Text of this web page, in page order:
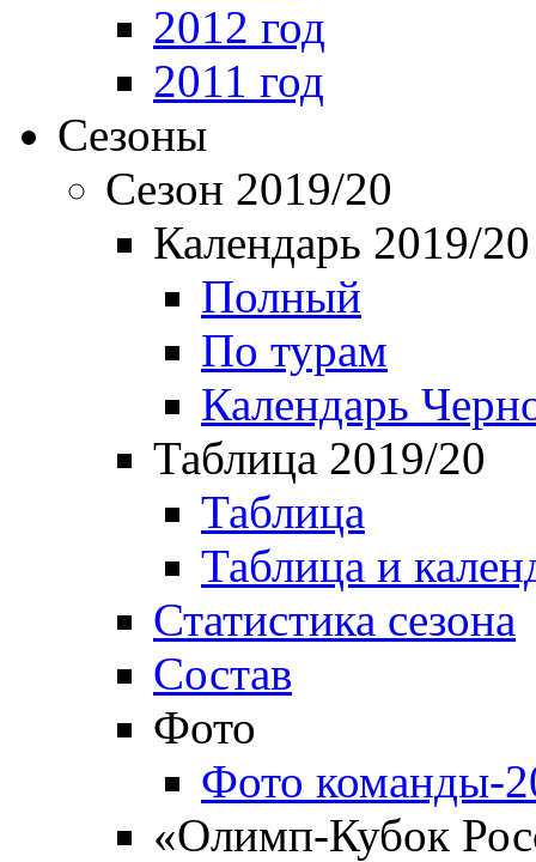
2012 год
2011 год
Сезоны
Сезон 2019/20
Календарь 2019/20
Полный
По турам
Календарь
Таблица 2019/20
Таблица
Таблица и
Статистика сезона
Состав
Фото
Фото команды-
«Олимп-Кубок